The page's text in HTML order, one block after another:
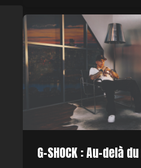
G-SHOCK : Au-delà